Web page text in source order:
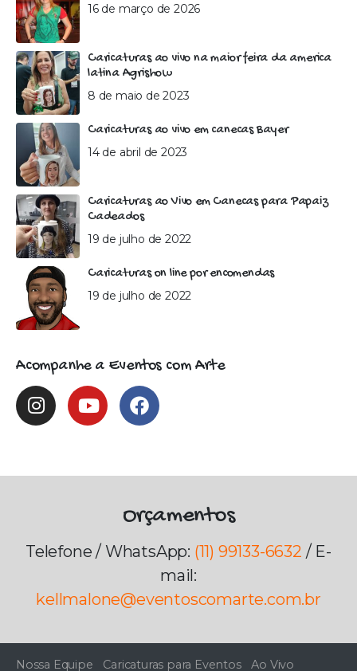
16 de março de 2026
Caricaturas ao vivo na maior feira da america
latina Agrishow
8 de maio de 2023
Caricaturas ao vivo em canecas Bayer
14 de abril de 2023
Caricaturas ao Vivo em Canecas para Papaiz
Cadeados
19 de julho de 2022
Caricaturas on line por encomendas
19 de julho de 2022
Acompanhe a Eventos com Arte
Orçamentos
Telefone / WhatsApp: (11) 99133-6632 / E-
mail:
kellmalone@eventoscomarte.com.br
Nossa Equipe Caricaturas para Eventos Ao Vivo